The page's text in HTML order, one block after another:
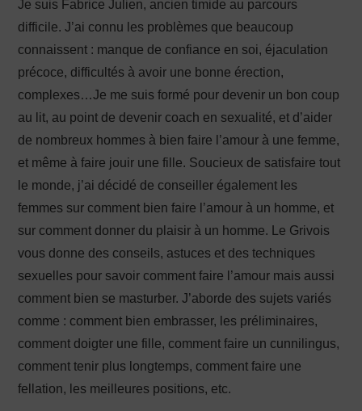
Je suis Fabrice Julien, ancien timide au parcours
difficile. J’ai connu les problèmes que beaucoup
connaissent : manque de confiance en soi, éjaculation
précoce, difficultés à avoir une bonne érection,
complexes…Je me suis formé pour devenir un bon coup
au lit, au point de devenir coach en sexualité, et d’aider
de nombreux hommes à bien faire l’amour à une femme,
et même à faire jouir une fille. Soucieux de satisfaire tout
le monde, j’ai décidé de conseiller également les
femmes sur comment bien faire l’amour à un homme, et
sur comment donner du plaisir à un homme. Le Grivois
vous donne des conseils, astuces et des techniques
sexuelles pour savoir comment faire l’amour mais aussi
comment bien se masturber. J’aborde des sujets variés
comme : comment bien embrasser, les préliminaires,
comment doigter une fille, comment faire un cunnilingus,
comment tenir plus longtemps, comment faire une
fellation, les meilleures positions, etc.